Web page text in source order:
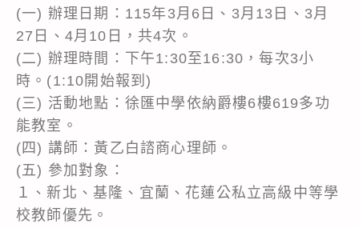
(一) 辦理日期：115年3月6日、3月13日、3月
27日、4月10日，共4次。
(二) 辦理時間：下午1:30至16:30，每次3小
時。(1:10開始報到)
(三) 活動地點：徐匯中學依納爵樓6樓619多功
能教室。
(四) 講師：黃乙白諮商心理師。
(五) 參加對象：
１、新北、基隆、宜蘭、花蓮公私立高級中等學
校教師優先。